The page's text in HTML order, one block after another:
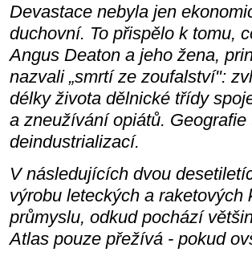
Devastace nebyla jen
duchovní. To přispělo k tomu,
Angus Deaton a jeho žena,
nazvali „smrtí ze zoufalství":
délky života dělnické třídy
a zneužívání opiátů.
deindustrializací.
V následujících dvou
výrobu leteckých a
průmyslu, odkud pochází
Atlas pouze přežívá - pokud